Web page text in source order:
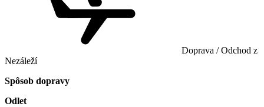
Doprava / Odchod z
Nezáleží
Spôsob dopravy
Odlet